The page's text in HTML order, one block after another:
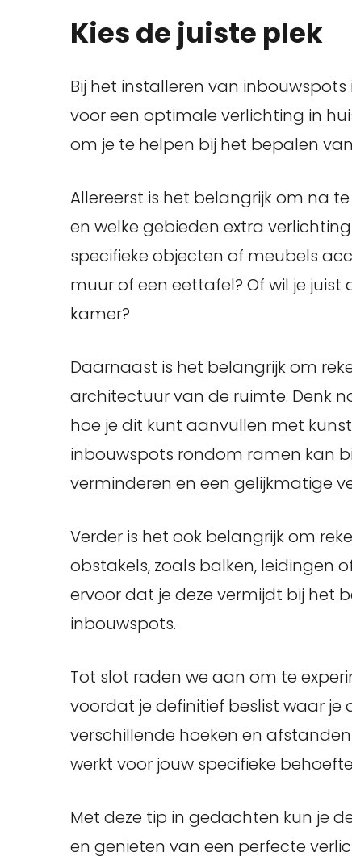
Kies de juiste plek
Bij het installeren van inbouwspots
voor een optimale verlichting in
om je te helpen bij het bepalen
Allereerst is het belangrijk om na
en welke gebieden extra
specifieke objecten of meubels
muur of een eettafel? Of wil je
kamer?
Daarnaast is het belangrijk om
architectuur van de ruimte. Denk
hoe je dit kunt aanvullen met
inbouwspots rondom ramen kan
verminderen en een gelijkmatige
Verder is het ook belangrijk om
obstakels, zoals balken, leidingen
ervoor dat je deze vermijdt bij het
inbouwspots.
Tot slot raden we aan om te
voordat je definitief beslist waar je
verschillende hoeken en
werkt voor jouw specifieke
Met deze tip in gedachten kun je
en genieten van een perfecte